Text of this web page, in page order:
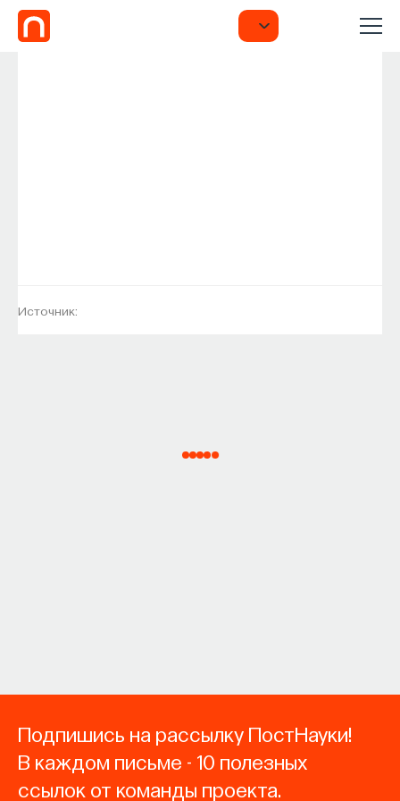
Источник:
Подпишись на рассылку ПостНауки!
В каждом письме - 10 полезных
ссылок от команды проекта.